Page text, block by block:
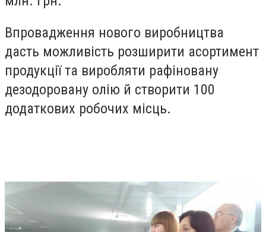
Впровадження нового виробництва
дасть можливість розширити асортимент
продукції та виробляти рафіновану
дезодоровану олію й створити 100
додаткових робочих місць.